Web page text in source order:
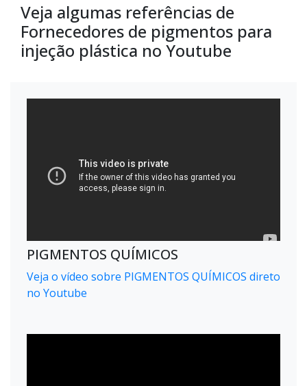
Veja algumas referências de
Fornecedores de pigmentos para
injeção plástica no Youtube
PIGMENTOS QUÍMICOS
Veja o vídeo sobre PIGMENTOS QUÍMICOS direto
no Youtube